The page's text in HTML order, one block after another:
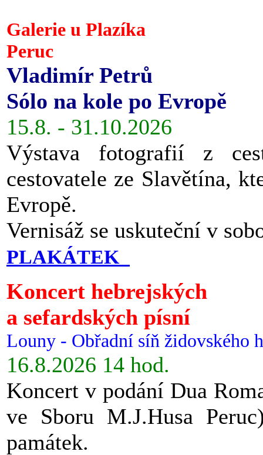
Galerie u Plazíka
Peruc
Vladimír Petrů
Sólo na kole po Evropě
15.8. - 31.10.2026
Výstava fotografií z
cestovatele ze Slavětína,
Evropě.
Vernisáž se uskuteční v
PLAKÁTEK
Koncert hebrejských
a sefardských písní
Louny - Obřadní síň židovského
16.8.2026 14 hod.
Koncert v podání Dua
ve Sboru M.J.Husa
památek.